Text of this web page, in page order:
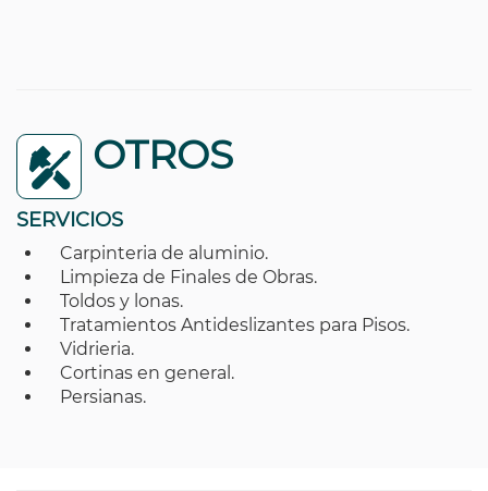
OTROS
SERVICIOS
Carpinteria de aluminio.
Limpieza de Finales de Obras.
Toldos y lonas.
Tratamientos Antideslizantes para Pisos.
Vidrieria.
Cortinas en general.
Persianas.